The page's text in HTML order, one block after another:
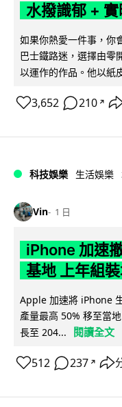
水撥識郁 +
如果你熱愛一件事，你
巴士鐵路迷，選擇由零
以運作的作品。他以紙
3,652 210 ↗
科技娛樂 生活娛樂
Vin 1 日
iPhone 加速
基地 上年組
Apple 加速將 iPhone
產量最高 50% 移至當
長至 204...
閱讀全文
512 237 ↗